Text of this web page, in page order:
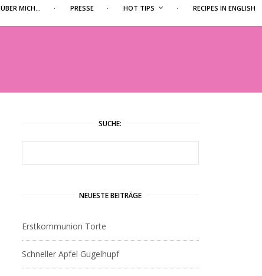
ÜBER MICH… PRESSE HOT TIPS RECIPES IN ENGLISH
SUCHE:
NEUESTE BEITRÄGE
Erstkommunion Torte
Schneller Apfel Gugelhupf